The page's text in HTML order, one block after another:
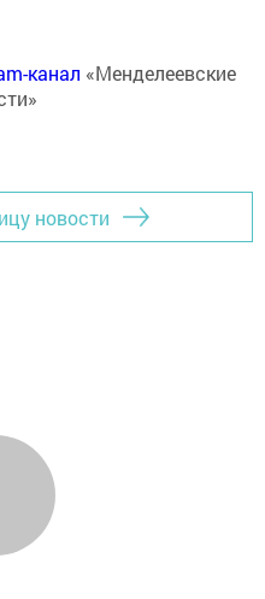
канал «Менделеевские
новости